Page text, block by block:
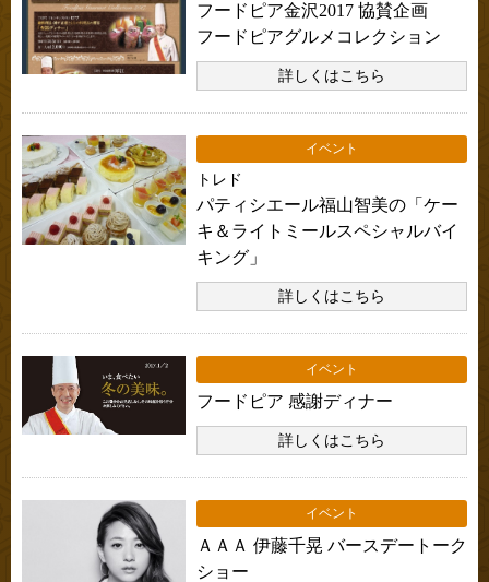
フードピア金沢2017 協賛企画
フードピアグルメコレクション
詳しくはこちら
イベント
トレド
パティシエール福山智美の「ケー
キ＆ライトミールスペシャルバイ
キング」
詳しくはこちら
イベント
フードピア 感謝ディナー
詳しくはこちら
イベント
ＡＡＡ 伊藤千晃 バースデートーク
ショー